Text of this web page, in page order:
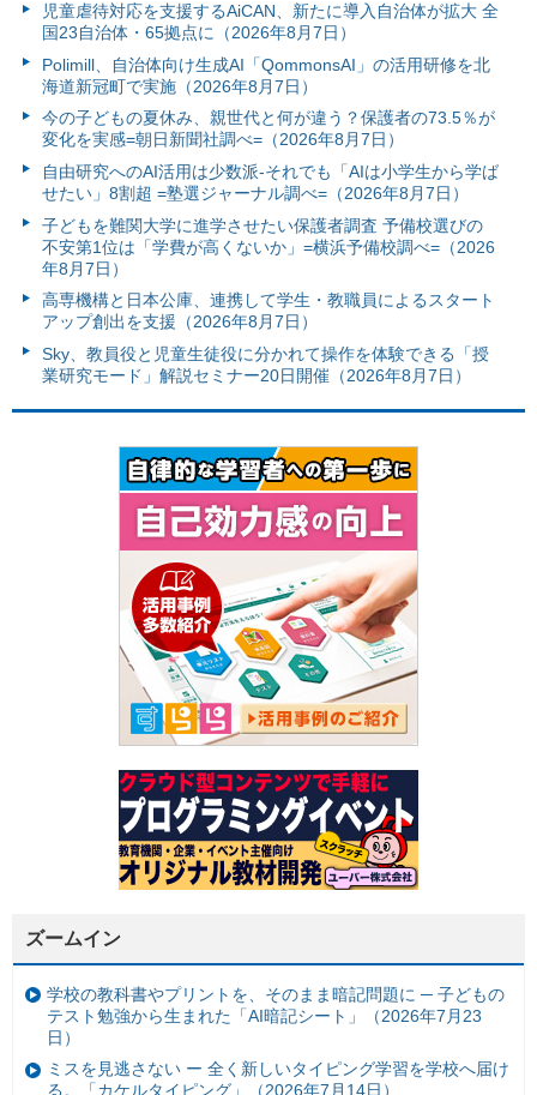
児童虐待対応を支援するAiCAN、新たに導入自治体が拡大 全
国23自治体・65拠点に（2026年8月7日）
Polimill、自治体向け生成AI「QommonsAI」の活用研修を北
海道新冠町で実施（2026年8月7日）
今の子どもの夏休み、親世代と何が違う？保護者の73.5％が
変化を実感=朝日新聞社調べ=（2026年8月7日）
自由研究へのAI活用は少数派-それでも「AIは小学生から学ば
せたい」8割超 =塾選ジャーナル調べ=（2026年8月7日）
子どもを難関大学に進学させたい保護者調査 予備校選びの
不安第1位は「学費が高くないか」=横浜予備校調べ=（2026
年8月7日）
高専機構と日本公庫、連携して学生・教職員によるスタート
アップ創出を支援（2026年8月7日）
Sky、教員役と児童生徒役に分かれて操作を体験できる「授
業研究モード」解説セミナー20日開催（2026年8月7日）
ズームイン
学校の教科書やプリントを、そのまま暗記問題に ─ 子どもの
テスト勉強から生まれた「AI暗記シート」（2026年7月23
日）
ミスを見逃さない ー 全く新しいタイピング学習を学校へ届け
る。「カケルタイピング」（2026年7月14日）